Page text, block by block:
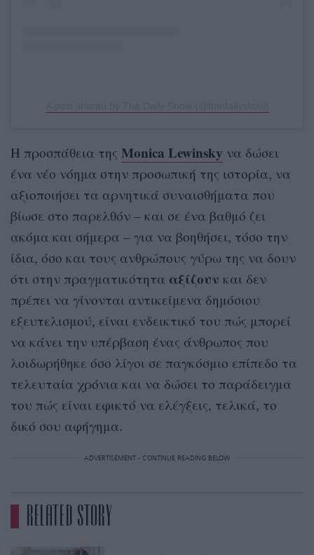
Η προσπάθεια της Monica Lewinsky να δώσει
ένα νέο νόημα στην προσωπική της ιστορία, να
αξιοποιήσει τα αρνητικά συναισθήματα που
βίωσε στο παρελθόν – και σε ένα βαθμό ζει
ακόμα και σήμερα – για να βοηθήσει, τόσο την
ίδια, όσο και τους ανθρώπους γύρω της να δουν
ότι στην πραγματικότητα αξίζουν και δεν
πρέπει να γίνονται αντικείμενα δημόσιου
εξευτελισμού, είναι ενδεικτικό του πώς μπορεί
να κάνει την υπέρβαση ένας άνθρωπος που
λοιδωρήθηκε όσο λίγοι σε παγκόσμιο επίπεδο τα
τελευταία χρόνια και να δώσει το παράδειγμα
του πώς είναι εφικτό να ελέγξεις, τελικά, το
δικό σου αφήγημα.
ADVERTISEMENT - CONTINUE READING BELOW
RELATED STORY